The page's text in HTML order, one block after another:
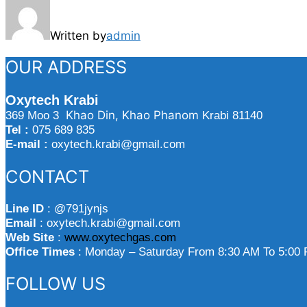
Written byadmin
OUR ADDRESS
Oxytech Krabi
369 Moo 3 Khao Din, Khao Phanom Krabi 81140
Tel : 075 689 835
E-mail : oxytech.krabi@gmail.com
CONTACT
Line ID : @791jynjs
Email : oxytech.krabi@gmail.com
Web Site : www.oxytechgas.com
Office Times : Monday – Saturday From 8:30 AM To 5:00
FOLLOW US